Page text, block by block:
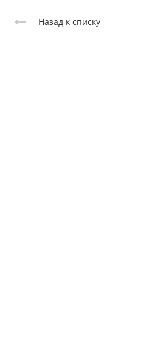
Назад к списку